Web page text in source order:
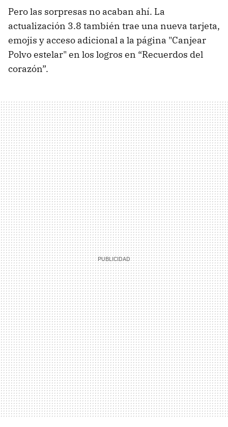
Pero las sorpresas no acaban ahí. La
actualización 3.8 también trae una nueva tarjeta,
emojis y acceso adicional a la página "Canjear
Polvo estelar" en los logros en “Recuerdos del
corazón”.